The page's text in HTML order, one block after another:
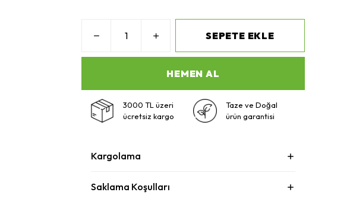
SEPETE EKLE
HEMEN AL
3000 TL üzeri
ücretsiz kargo
Taze ve Doğal
ürün garantisi
Kargolama
Saklama Koşulları